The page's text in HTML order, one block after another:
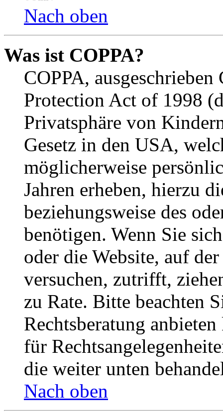
Nach oben
Was ist COPPA?
COPPA,
Protection Act of 1998
Privatsphäre von
Gesetz in den USA,
möglicherweise
Jahren erheben, hierzu
beziehungsweise des
benötigen. Wenn Sie
oder die Website, auf
versuchen, zutrifft,
zu Rate. Bitte beachten
Rechtsberatung
für
die weiter unten
Nach oben